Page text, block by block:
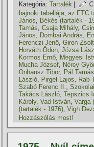
Kategória: Tartalék |
bajnoki tabellája ,az FTC
János
Békés (tartalék -
Tamás ,Csaja Mihály,
János
Dombai András
Ferenczi Jenő ,Giron Zsolt
Horváth Ödön ,Józsa
Kormos Ernő Megyesi
Mucha József Nérey
Onhausz Tibor, Pál Tamás
László Pirgel Lajos Rab
Szabó Ferenc II.
,
Takács László ,Tepszics
Károly,Vad István ,Varga
(tartalék - 1976),Vigh
Hozzászólás most!